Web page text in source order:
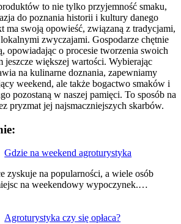
to nie tylko przyjemność smaku,
do poznania historii i kultury danego
ma swoją opowieść, związaną z tradycjami,
zwyczajami. Gospodarze chętnie
opowiadając o procesie tworzenia swoich
jeszcze większej wartości. Wybierając
na kulinarne doznania, zapewniamy
weekend, ale także bogactwo smaków i
pozostaną w naszej pamięci. To sposób na
pryzmat jej najsmaczniejszych skarbów.
Gdzie na weekend agroturystyka
zyskuje na popularności, a wiele osób
na weekendowy wypoczynek.…
Agroturystyka czy się opłaca?